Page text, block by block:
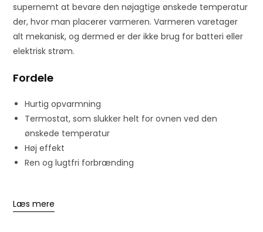
supernemt at bevare den nøjagtige ønskede temperatur
der, hvor man placerer varmeren. Varmeren varetager
alt mekanisk, og dermed er der ikke brug for batteri eller
elektrisk strøm.
Fordele
Hurtig opvarmning
Termostat, som slukker helt for ovnen ved den
ønskede temperatur
Høj effekt
Ren og lugtfri forbrænding
Læs mere